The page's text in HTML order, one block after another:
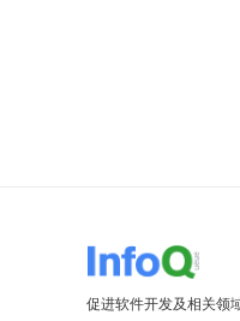
促进软件开发及相关领